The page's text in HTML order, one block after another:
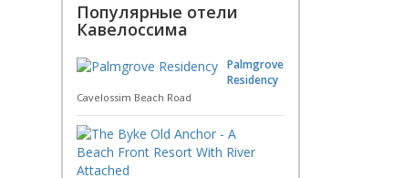
Популярные отели
Кавелоссима
Palmgrove
Residency
Cavelossim Beach Road